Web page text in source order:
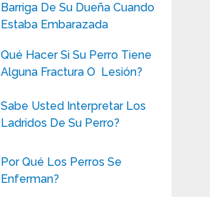
Barriga De Su Dueña Cuando
Estaba Embarazada
Qué Hacer Si Su Perro Tiene
Alguna Fractura O Lesión?
Sabe Usted Interpretar Los
Ladridos De Su Perro?
Por Qué Los Perros Se
Enferman?